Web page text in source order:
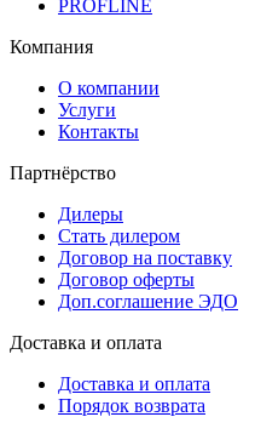
PROFLINE
Компания
О компании
Услуги
Контакты
Партнёрство
Дилеры
Стать дилером
Договор на поставку
Договор оферты
Доп.соглашение ЭДО
Доставка и оплата
Доставка и оплата
Порядок возврата